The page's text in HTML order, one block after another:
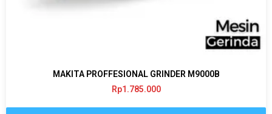
MAKITA PROFFESIONAL GRINDER M9000B
Rp1.785.000